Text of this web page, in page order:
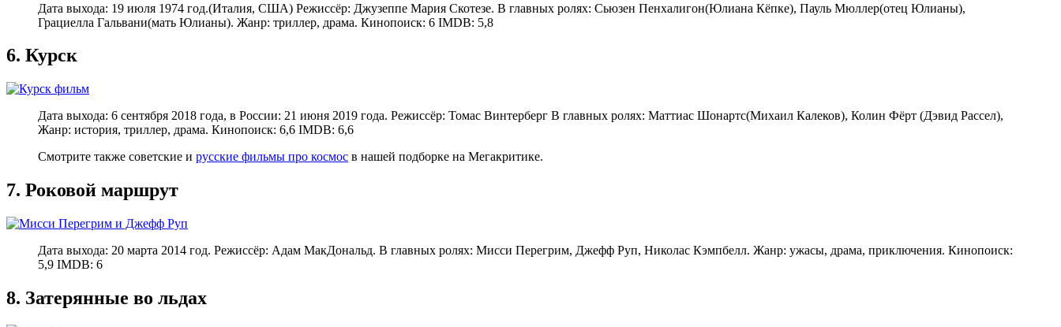
Дата выхода: 19 июля 1974 год.(Италия, США) Режиссёр: Джузеппе Мария Скотезе. В главных ролях: Сьюзен Пенхалигон(Юлиана Кёпке), Пауль Мюллер(отец Юлианы),
Грациелла Гальвани(мать Юлианы). Жанр: триллер, драма. Кинопоиск: 6 IMDB: 5,8
6. Курск
Дата выхода: 6 сентября 2018 года, в России: 21 июня 2019 года. Режиссёр: Томас Винтерберг В главных ролях: Маттиас Шонартс(Михаил Калеков), Колин Фёрт (Дэвид Рассел),
Жанр: история, триллер, драма. Кинопоиск: 6,6 IMDB: 6,6
Смотрите также советские и русские фильмы про космос в нашей подборке на Мегакритике.
7. Роковой маршрут
Дата выхода: 20 марта 2014 год. Режиссёр: Адам МакДональд. В главных ролях: Мисси Перегрим, Джефф Руп, Николас Кэмпбелл. Жанр: ужасы, драма, приключения. Кинопоиск:
5,9 IMDB: 6
8. Затерянные во льдах